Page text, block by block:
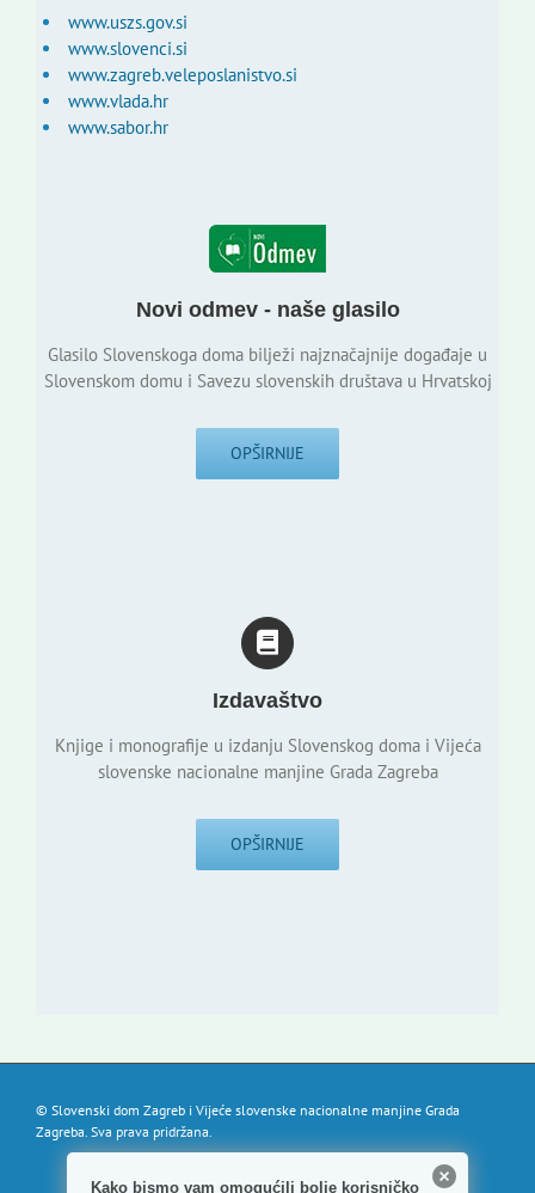
www.uszs.gov.si
www.slovenci.si
www.zagreb.veleposlanistvo.si
www.vlada.hr
www.sabor.hr
Novi odmev - naše glasilo
Glasilo Slovenskoga doma bilježi najznačajnije događaje u
Slovenskom domu i Savezu slovenskih društava u Hrvatskoj
OPŠIRNIJE
Izdavaštvo
Knjige i monografije u izdanju Slovenskog doma i Vijeća
slovenske nacionalne manjine Grada Zagreba
OPŠIRNIJE
© Slovenski dom Zagreb i Vijeće slovenske nacionalne manjine Grada
Zagreba. Sva prava pridržana.
Kako bismo vam omogućili bolje korisničko